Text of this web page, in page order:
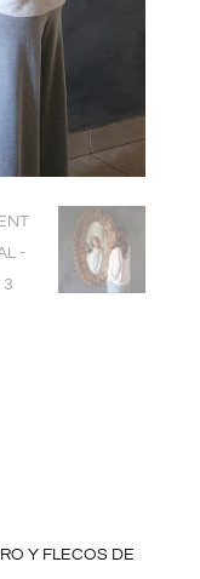
Y FLECOS DE